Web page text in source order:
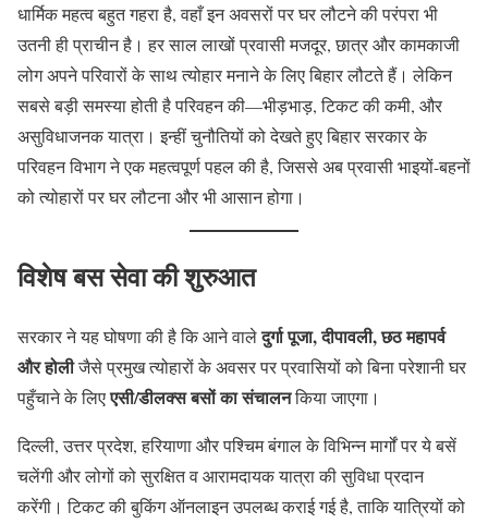
धार्मिक महत्व बहुत गहरा है, वहाँ इन अवसरों पर घर लौटने की परंपरा भी
उतनी ही प्राचीन है। हर साल लाखों प्रवासी मजदूर, छात्र और कामकाजी
लोग अपने परिवारों के साथ त्योहार मनाने के लिए बिहार लौटते हैं। लेकिन
सबसे बड़ी समस्या होती है परिवहन की—भीड़भाड़, टिकट की कमी, और
असुविधाजनक यात्रा। इन्हीं चुनौतियों को देखते हुए बिहार सरकार के
परिवहन विभाग ने एक महत्वपूर्ण पहल की है, जिससे अब प्रवासी भाइयों-बहनों
को त्योहारों पर घर लौटना और भी आसान होगा।
विशेष बस सेवा की शुरुआत
सरकार ने यह घोषणा की है कि आने वालेदुर्गा पूजा, दीपावली, छठ महापर्व
और होलीजैसे प्रमुख त्योहारों के अवसर पर प्रवासियों को बिना परेशानी घर
पहुँचाने के लिएएसी/डीलक्स बसों का संचालनकिया जाएगा।
दिल्ली, उत्तर प्रदेश, हरियाणा और पश्चिम बंगाल के विभिन्न मार्गों पर ये बसें
चलेंगी और लोगों को सुरक्षित व आरामदायक यात्रा की सुविधा प्रदान
करेंगी। टिकट की बुकिंग ऑनलाइन उपलब्ध कराई गई है, ताकि यात्रियों को